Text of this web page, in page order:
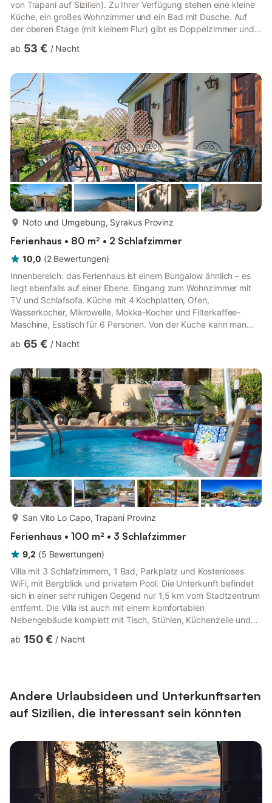
von Trapani auf Sizilien). Zu Ihrer Verfügung stehen eine kleine
Küche, ein großes Wohnzimmer und ein Bad mit Dusche. Auf
der oberen Etage (mit kleinem Flur) gibt es Doppelzimmer und
Veranden, eine auf der Vorderseite, eine auf der Rückseite des
vorhanden. Parkplatz vor Ort. Ideal für Ausflüge nach San Vito
Lo Capo (15 km) mit wunderschönem Strand und dem Na...
ab 53 € / Nacht
Noto und Umgebung, Syrakus Provinz
Ferienhaus • 80 m² • 2 Schlafzimmer
10,0 (2 Bewertungen)
Innenbereich: das Ferienhaus ist einem Bungalow ähnlich – es
liegt ebenfalls auf einer Ebene. Eingang zum Wohnzimmer mit
TV und Schlafsofa. Küche mit 4 Kochplatten, Ofen,
Wasserkocher, Mikrowelle, Mokka-Kocher und Filterkaffee-
Maschine, Esstisch für 6 Personen. Von der Küche kann man
und Klimaanlage, eines davon hat ein zusätzliches Einzelbett. 2
ab 65 € / Nacht
San Vito Lo Capo, Trapani Provinz
Ferienhaus • 100 m² • 3 Schlafzimmer
9,2 (5 Bewertungen)
Villa mit 3 Schlafzimmern, 1 Bad, Parkplatz und Kostenloses
WiFi, mit Bergblick und privatem Pool. Die Unterkunft befindet
sich in einer sehr ruhigen Gegend nur 1,5 km vom Stadtzentrum
entfernt. Die Villa ist auch mit einem komfortablen
Nebengebäude komplett mit Tisch, Stühlen, Küchenzeile und
Grill für Ihre Grills und einen schönen privaten Pool, umgeben
ab 150 € / Nacht
Andere Urlaubsideen und Unterkunftsarten
auf Sizilien, die interessant sein könnten